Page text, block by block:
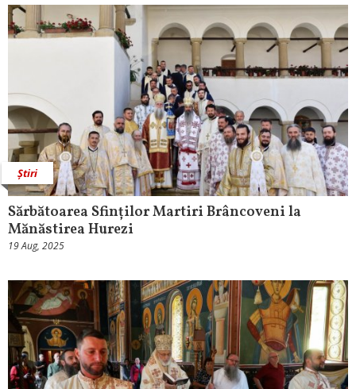
Știri
Sărbătoarea Sfinților Martiri Brâncoveni la
Mănăstirea Hurezi
19 Aug, 2025